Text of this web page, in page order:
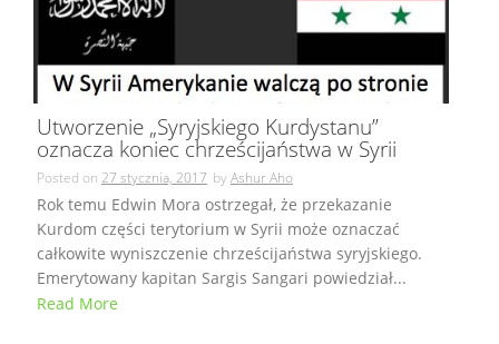
Utworzenie „Syryjskiego Kurdystanu”
oznacza koniec chrześcijaństwa w Syrii
Posted on 27 stycznia, 2017 byAshur Aho
Rok temu Edwin Mora ostrzegał, że przekazanie
Kurdom części terytorium w Syrii może oznaczać
całkowite wyniszczenie chrześcijaństwa syryjskiego.
Emerytowany kapitan Sargis Sangari powiedział...
Read More